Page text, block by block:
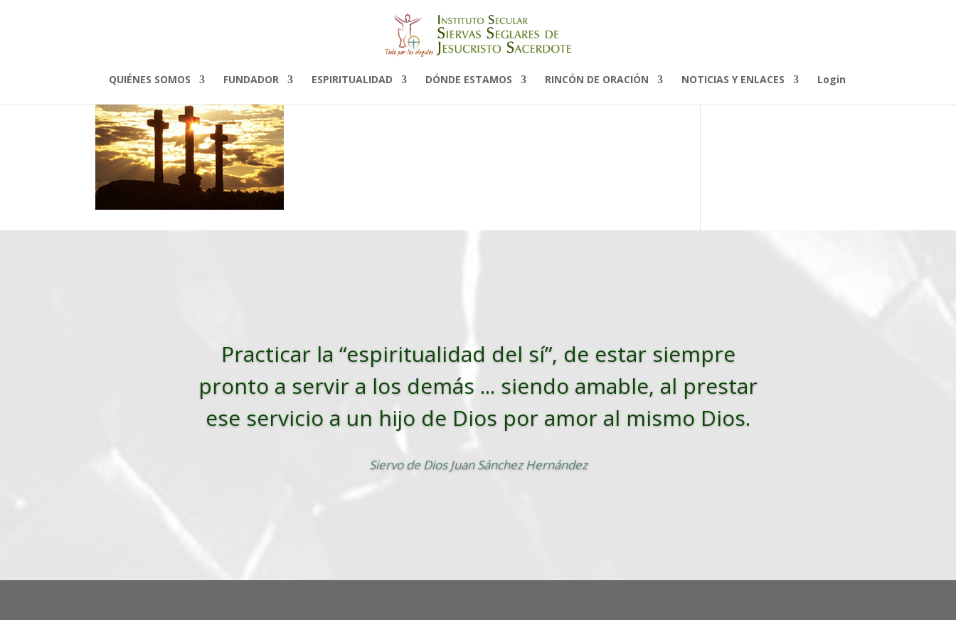
QUIÉNES SOMOS FUNDADOR ESPIRITUALIDAD DÓNDE ESTAMOS RINCÓN DE ORACIÓN NOTICIAS Y ENLACES Login
Practicar la “espiritualidad del sí”, de estar siempre
pronto a servir a los demás ... siendo amable, al prestar
ese servicio a un hijo de Dios por amor al mismo Dios.
Siervo de Dios Juan Sánchez Hernández